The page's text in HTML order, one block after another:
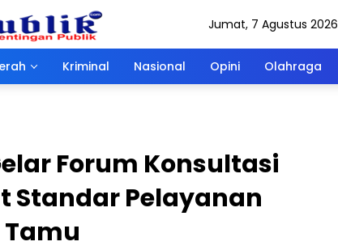
Jumat, 7 Agustus 2026
Kriminal Nasional Opini Olahraga
Forum Konsultasi
Standar Pelayanan